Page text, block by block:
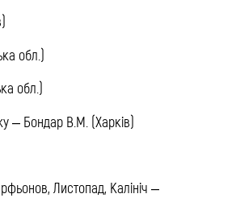
обл.)
обл.)
– Бондар В.М. (Харків)
Листопад, Калініч –